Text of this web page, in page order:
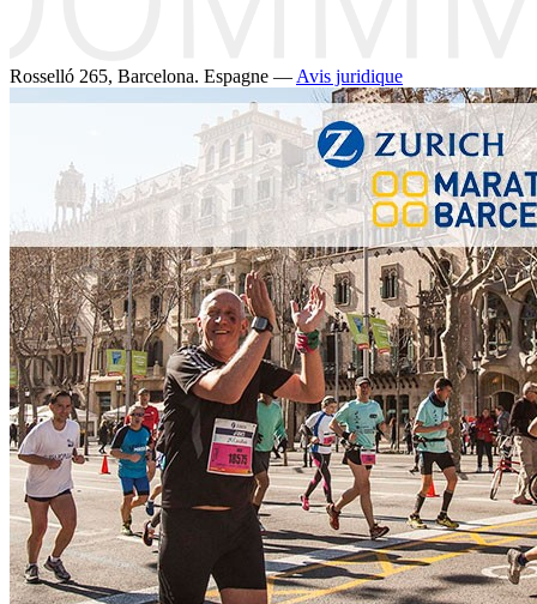
Rosselló 265, Barcelona. Espagne — Avis juridique